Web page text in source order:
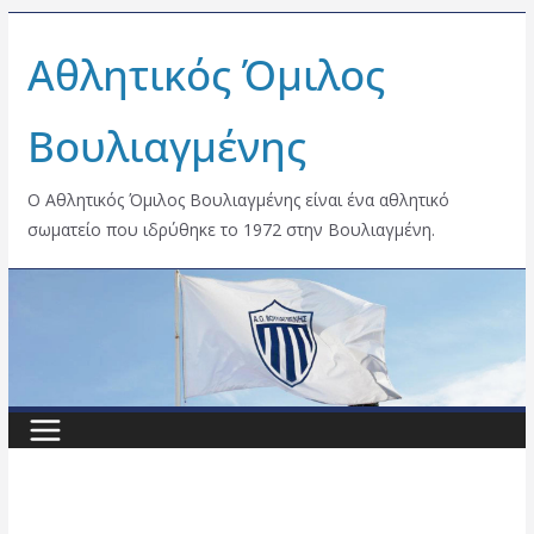
content
Αθλητικός Όμιλος
Βουλιαγμένης
Ο Αθλητικός Όμιλος Βουλιαγμένης είναι ένα αθλητικό
σωματείο που ιδρύθηκε το 1972 στην Βουλιαγμένη.